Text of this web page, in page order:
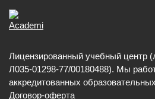
Лицензированный учебный центр
Л035-01298-77/00180488). Мы
аккредитованных
Договор-оферта